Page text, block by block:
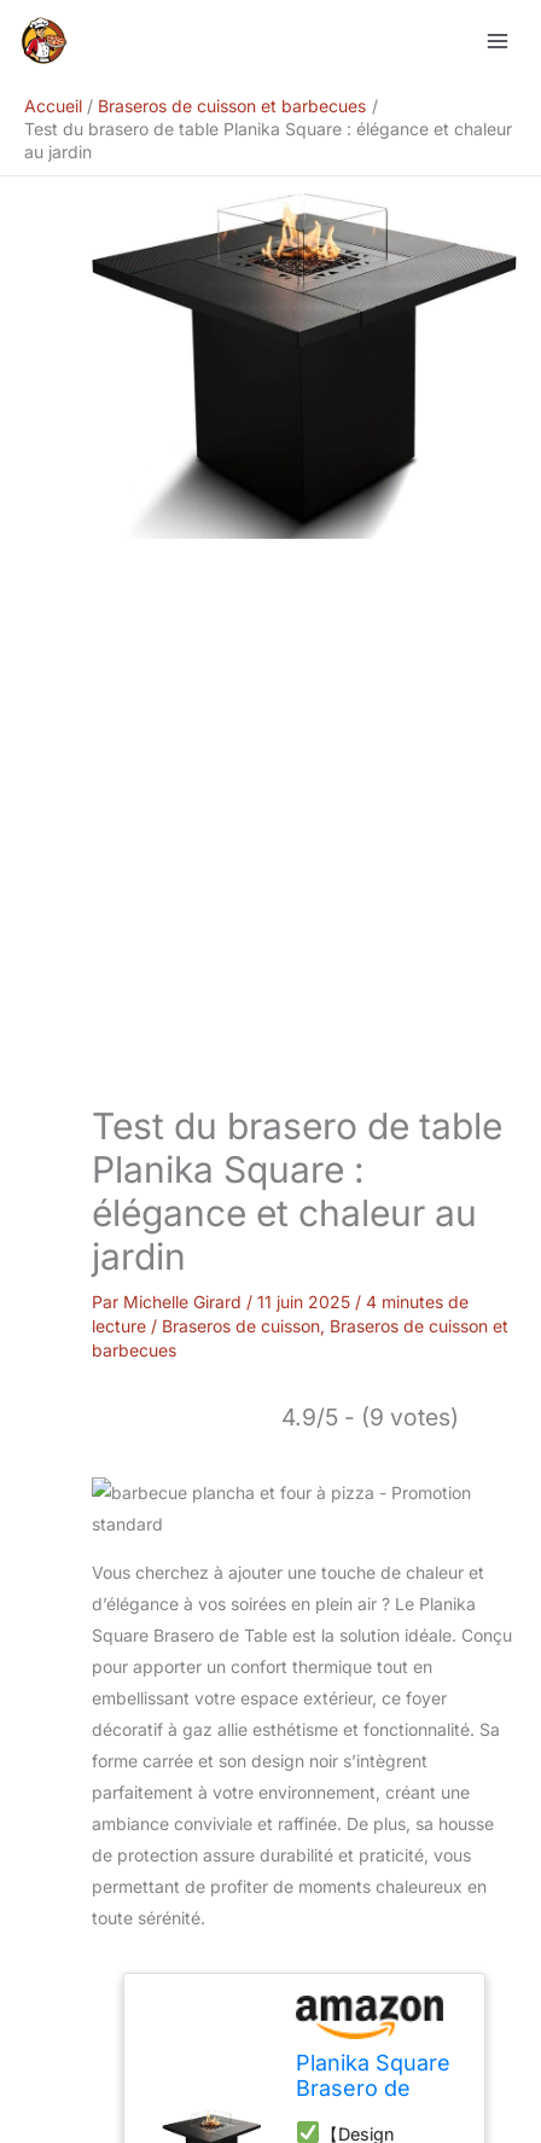
Accueil
Braseros de cuisson et barbecues
Test du brasero de table Planika Square : élégance et chaleur
au jardin
Test du brasero de table
Planika Square :
élégance et chaleur au
jardin
Par Michelle Girard / 11 juin 2025 / 4 minutes de
lecture / Braseros de cuisson, Braseros de cuisson et
barbecues
4.9/5 - (9 votes)
Vous cherchez à ajouter une touche de chaleur et
d’élégance à vos soirées en plein air ? Le Planika
Square Brasero de Table est la solution idéale. Conçu
pour apporter un confort thermique tout en
embellissant votre espace extérieur, ce foyer
décoratif à gaz allie esthétisme et fonctionnalité. Sa
forme carrée et son design noir s’intègrent
parfaitement à votre environnement, créant une
ambiance conviviale et raffinée. De plus, sa housse
de protection assure durabilité et praticité, vous
permettant de profiter de moments chaleureux en
toute sérénité.
Planika Square
Brasero de
【Design
Rechercher